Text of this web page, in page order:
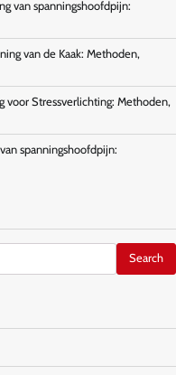
van spanningshoofdpijn:
van de Kaak: Methoden,
voor Stressverlichting: Methoden,
spanningshoofdpijn: